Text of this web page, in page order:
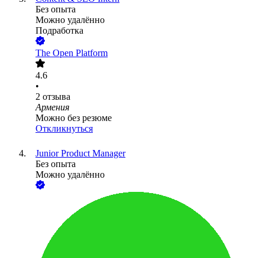
Без опыта
Можно удалённо
Подработка
The Open Platform
4.6
•
2 отзыва
Армения
Можно без резюме
Откликнуться
Junior Product Manager
Без опыта
Можно удалённо